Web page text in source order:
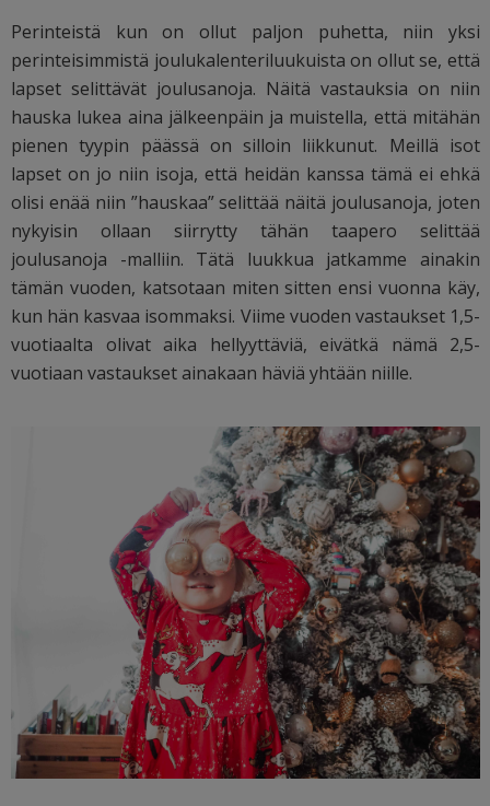
Perinteistä kun on ollut paljon puhetta, niin yksi
perinteisimmistä joulukalenteriluukuista on ollut se, että
lapset selittävät joulusanoja. Näitä vastauksia on niin
hauska lukea aina jälkeenpäin ja muistella, että mitähän
pienen tyypin päässä on silloin liikkunut. Meillä isot
lapset on jo niin isoja, että heidän kanssa tämä ei ehkä
olisi enää niin ”hauskaa” selittää näitä joulusanoja, joten
nykyisin ollaan siirrytty tähän taapero selittää
joulusanoja -malliin. Tätä luukkua jatkamme ainakin
tämän vuoden, katsotaan miten sitten ensi vuonna käy,
kun hän kasvaa isommaksi. Viime vuoden vastaukset 1,5-
vuotiaalta olivat aika hellyyttäviä, eivätkä nämä 2,5-
vuotiaan vastaukset ainakaan häviä yhtään niille.